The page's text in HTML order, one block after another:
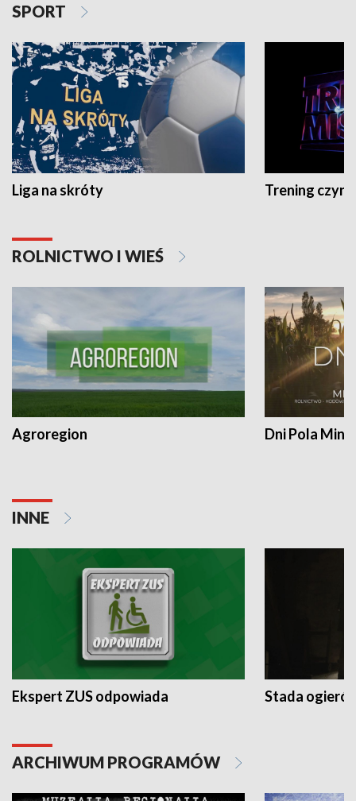
SPORT
Liga na skróty Trening czyni
ROLNICTWO I WIEŚ
Agroregion Dni Pola
INNE
Ekspert ZUS odpowiada Stada
ARCHIWUM PROGRAMÓW